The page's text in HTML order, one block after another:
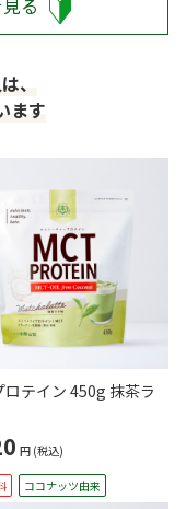
る
、
ます
ロテイン 450g 抹茶ラ
円 (税込)
ココナッツ由来